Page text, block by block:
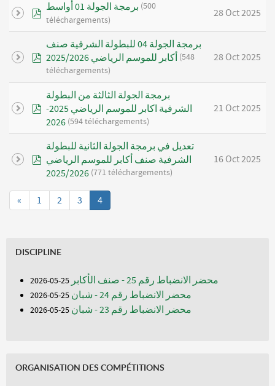
pdf برمجة الجولة 01 أواسط (500
téléchargements)
28 Oct 2025
pdf
برمجة الجولة 04 للبطولة الشرفية صنف
أكابر للموسم الرياضي 2025/2026 (548
téléchargements)
28 Oct 2025
pdf
برمجة الجولة الثالثة من البطولة
الشرفية اكابر للموسم الرياضي 2025-
2026
(594 téléchargements)
21 Oct 2025
pdf
تعديل في برمجة الجولة الثانية للبطولة
الشرفية صنف أكابر للموسم الرياضي
2025/2026
(771 téléchargements)
16 Oct 2025
« 1 2 3 4
DISCIPLINE
محضر الانضباط رقم 25 - صنف الأكابر 25-05-2026
محضر الانضباط رقم 24 - شبان 25-05-2026
محضر الانضباط رقم 23 - شبان 25-05-2026
ORGANISATION DES COMPÉTITIONS